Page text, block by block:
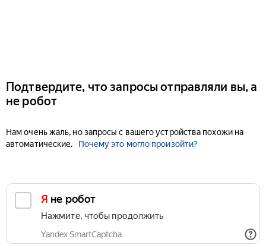
Подтвердите, что запросы отправляли вы, а
не робот
Нам очень жаль, но запросы с вашего устройства похожи на
автоматические.
Почему это могло произойти?
Я не робот
Нажмите, чтобы продолжить
Yandex SmartCaptcha